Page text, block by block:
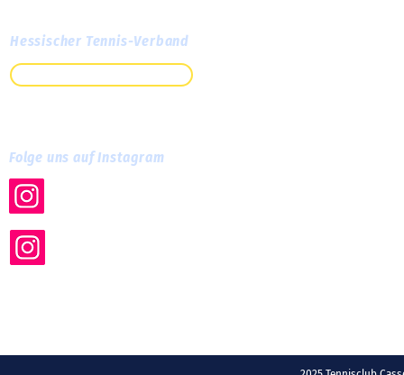
Hessischer Tennis-Verband
Folge uns auf Instagram